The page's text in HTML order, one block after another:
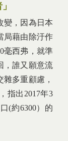
變，因為日本
局藉由除汙作
毫西弗，就準
，誰又願意流
多重顧慮，
指出2017年3
(約6300）的